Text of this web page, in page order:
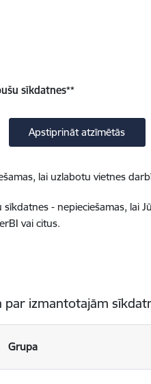
sīkdatnes**
Apstiprināt atzīmētās
lai uzlabotu vietnes
- nepieciešamas, lai
vai citus.
par izmantotajām
Grupa